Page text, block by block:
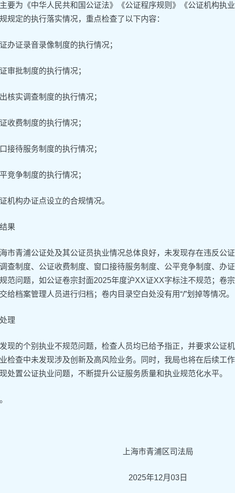
要为《中华人民共和国公证法》《公证程序规则》《公证机构执
规定的执行落实情况，重点检查了以下内容：
证办证录音录像制度的执行情况；
审批制度的执行情况；
核实调查制度的执行情况；
收费制度的执行情况；
接待服务制度的执行情况；
竞争制度的执行情况；
机构办证点设立的合规情况。
果
市青浦公证处及其公证员执业情况总体良好，未发现存在违反公
查制度、公证收费制度、窗口接待服务制度、公平竞争制度、办
范问题，如公证卷宗封面2025年度沪XX证XX字标注不规范；卷
给档案管理人员进行归档；卷内目录空白处没有用“/”划掉等情况。
理
现的个别执业不规范问题，检查人员均已给予指正，并要求公证
检查中未发现涉及创新及高风险业务。同时，我局也将在后续工
处置公证执业问题，不断提升公证服务质量和执业规范化水平。
上海市青浦区司法局
2025年12月03日